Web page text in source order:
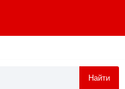
Найти